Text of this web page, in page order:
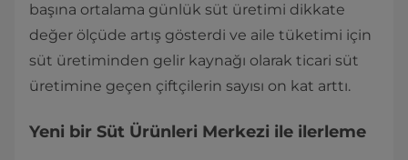
başına ortalama günlük süt üretimi dikkate
değer ölçüde artış gösterdi ve aile tüketimi için
süt üretiminden gelir kaynağı olarak ticari süt
üretimine geçen çiftçilerin sayısı on kat arttı.
Yeni bir Süt Ürünleri Merkezi ile ilerleme